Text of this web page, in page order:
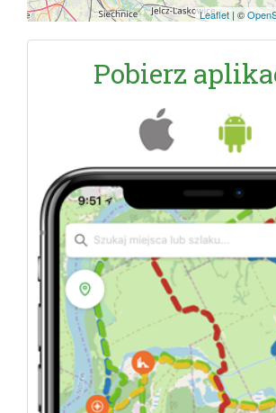
Leaflet | ©
Pobierz